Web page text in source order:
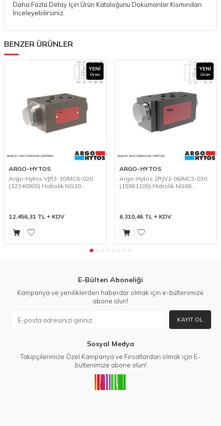
Daha Fazla Detay İçin Ürün Kataloğunu Dokümanlar Kısmından
İnceleyebilirsiniz.
BENZER ÜRÜNLER
YENI
Ürün
ARGO-HYTOS
Argo-Hytos VJR3-10/MC6-020
(32340900) Hidrolik NG10
12.456,31 TL KDV
YENI
Ürün
ARGO-HYTOS
Argo-Hytos 2RJV1-06/MC3-030
(15961100) Hidrolik NG06
6.310,46TL KDV
E-Bülten Aboneliği
Kampanya ve yeniliklerden haberdar olmak için e-bültenimize
abone olun!
KAYIT OL
Sosyal Medya
Takipçilerimize Özel Kampanya ve Fırsatlardan olmak için E-
bültenimize abone olun!